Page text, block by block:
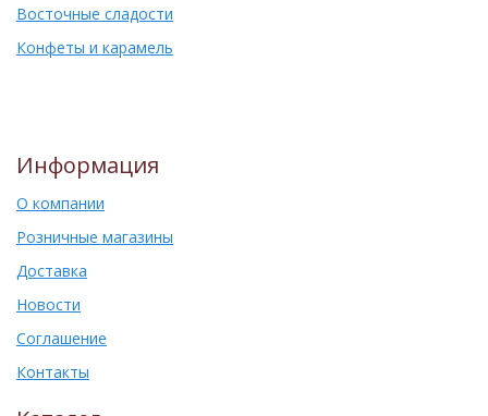
Восточные сладости
Конфеты и карамель
Информация
О компании
Розничные магазины
Доставка
Новости
Соглашение
Контакты